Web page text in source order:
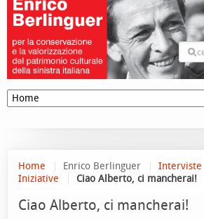
Home Enrico Berlinguer Interviste
Iniziative
Ciao Alberto, ci mancherai!
Ciao Alberto, ci mancherai!